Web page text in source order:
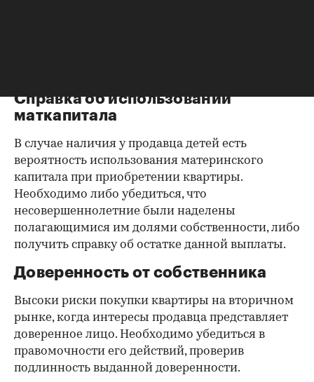
Справка об использовании
маткапитала
В случае наличия у продавца детей есть
вероятность использования материнского
капитала при приобретении квартиры.
Необходимо либо убедиться, что
несовершеннолетние были наделены
полагающимися им долями собственности, либо
получить справку об остатке данной выплаты.
Доверенность от собственника
Высоки риски покупки квартиры на вторичном
рынке, когда интересы продавца представляет
доверенное лицо. Необходимо убедиться в
правомочности его действий, проверив
подлинность выданной доверенности.